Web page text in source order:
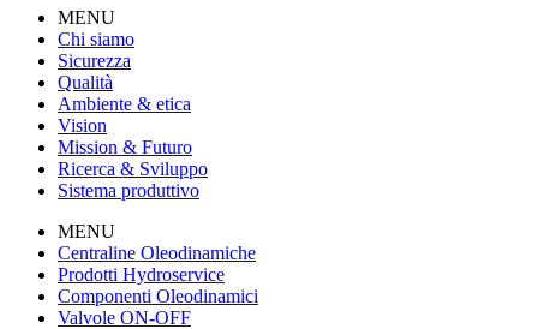
MENU
Chi siamo
Sicurezza
Qualità
Ambiente & etica
Vision
Mission & Futuro
Ricerca & Sviluppo
Sistema produttivo
MENU
Centraline Oleodinamiche
Prodotti Hydroservice
Componenti Oleodinamici
Valvole ON-OFF